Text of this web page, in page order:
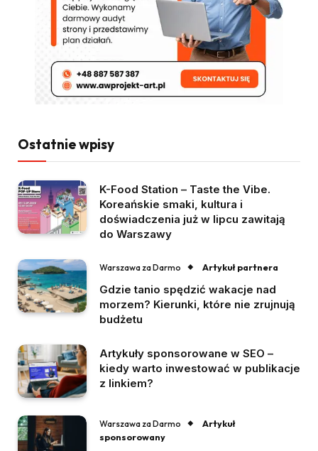
Ostatnie wpisy
K-Food Station – Taste the Vibe.
Koreańskie smaki, kultura i
doświadczenia już w lipcu zawitają
do Warszawy
Warszawa za Darmo Artykuł partnera
Gdzie tanio spędzić wakacje nad
morzem? Kierunki, które nie zrujnują
budżetu
Artykuły sponsorowane w SEO –
kiedy warto inwestować w publikacje
z linkiem?
Warszawa za Darmo
Artykuł
sponsorowany